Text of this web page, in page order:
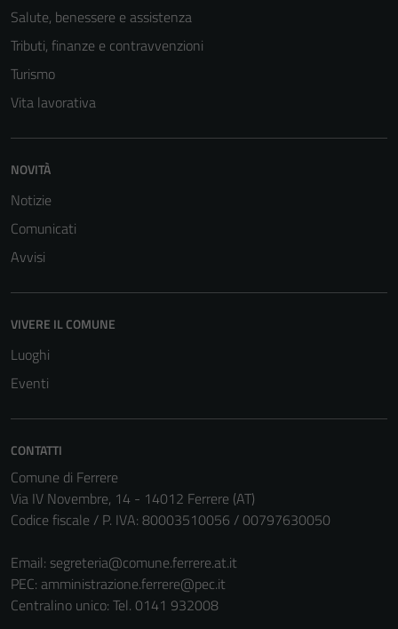
Salute, benessere e assistenza
Tributi, finanze e contravvenzioni
Turismo
Vita lavorativa
NOVITÀ
Notizie
Comunicati
Avvisi
VIVERE IL COMUNE
Luoghi
Eventi
CONTATTI
Comune di Ferrere
Via IV Novembre, 14 - 14012 Ferrere (AT)
Codice fiscale / P. IVA: 80003510056 / 00797630050
Email: segreteria@comune.ferrere.at.it
PEC: amministrazione.ferrere@pec.it
Centralino unico: Tel. 0141 932008
del sito e non
informazioni